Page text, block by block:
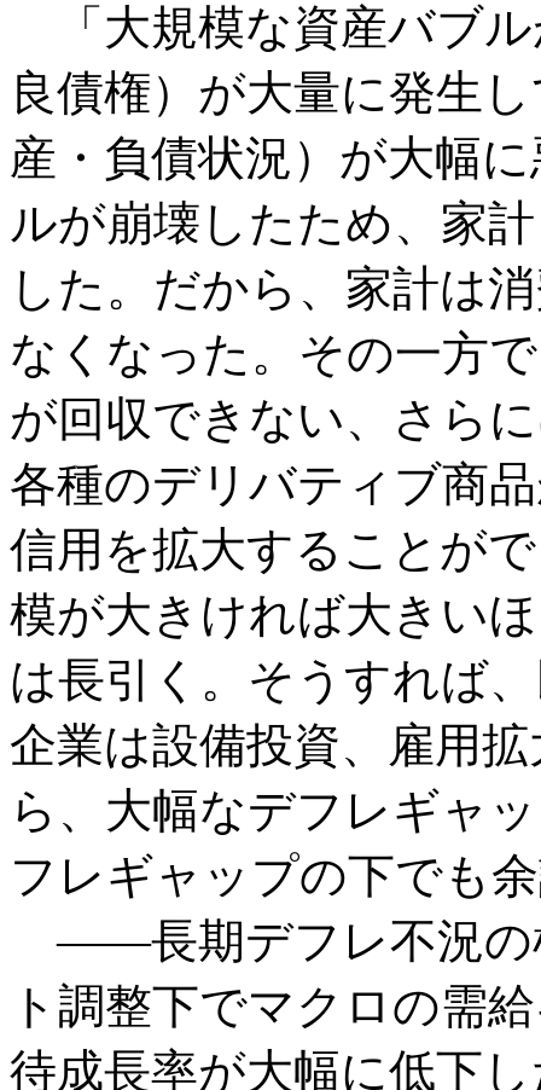
「大規模な資産バブ
良債権）が大量に発生
産・負債状況）が大幅
ルが崩壊したため、家
した。だから、家計は
なくなった。その一方
が回収できない、さら
各種のデリバティブ商
信用を拡大することが
模が大きければ大きい
は長引く。そうすれば
企業は設備投資、雇用
ら、大幅なデフレギャ
フレギャップの下でも
――長期デフレ不況の
ト調整下でマクロの需
待成長率が大幅に低下